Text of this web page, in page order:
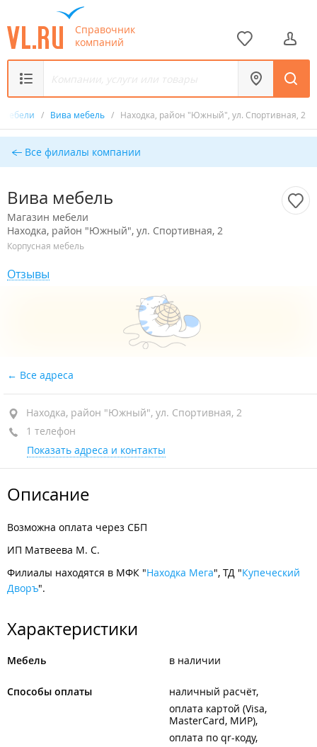
Справочник
компаний
мебели / Вива мебель / Находка, район "Южный", ул. Спортивная, 2
Все филиалы компании
Вива мебель
Магазин мебели
Находка, район "Южный", ул. Спортивная, 2
Корпусная мебель
Отзывы
Все адреса
Находка, район "Южный", ул. Спортивная, 2
1 телефон
Показать адреса и контакты
Описание
Возможна оплата через СБП
ИП Матвеева М. С.
Филиалы находятся в МФК "Находка Мега", ТД "Купеческий
Дворъ".
Характеристики
Мебель в наличии
Способы оплаты
наличный расчёт
оплата картой (Visa,
MasterCard, МИР)
оплата по qr-коду